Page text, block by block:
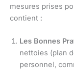
mesures prises
contient :
Les Bonnes
nettoies (plan
personnel,